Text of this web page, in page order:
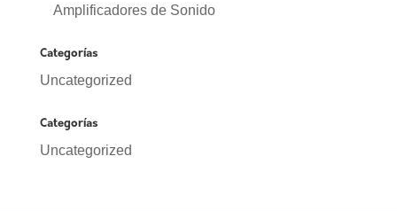
Amplificadores de Sonido
Categorías
Uncategorized
Categorías
Uncategorized